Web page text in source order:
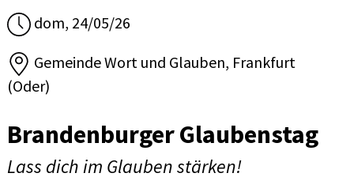
dom, 24/05/26
Gemeinde Wort und Glauben, Frankfurt
(Oder)
Brandenburger Glaubenstag
Lass dich im Glauben stärken!